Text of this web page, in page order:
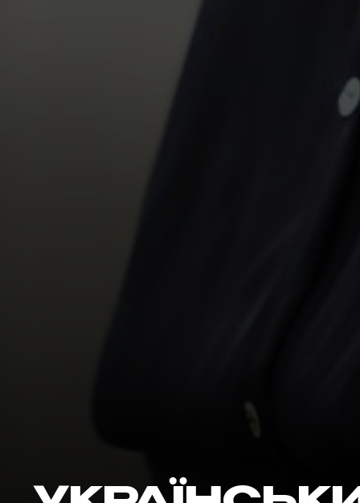
Наші соцмережі: